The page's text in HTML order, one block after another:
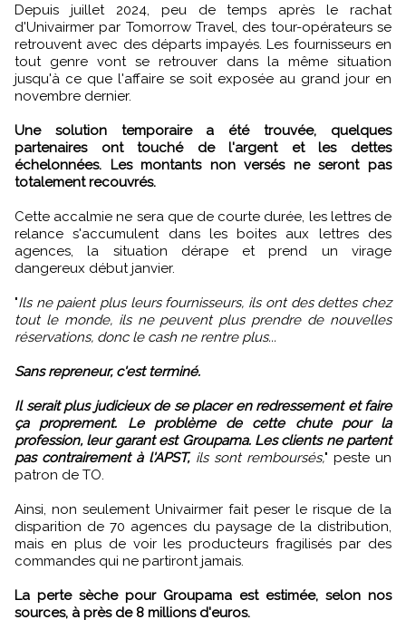
Depuis juillet 2024, peu de temps après le rachat
d'Univairmer par Tomorrow Travel, des tour-opérateurs se
retrouvent avec des départs impayés. Les fournisseurs en
tout genre vont se retrouver dans la même situation
jusqu'à ce que l'affaire se soit exposée au grand jour en
novembre dernier.
Une solution temporaire a été trouvée, quelques
partenaires ont touché de l'argent et les dettes
échelonnées. Les montants non versés ne seront pas
totalement recouvrés.
Cette accalmie ne sera que de courte durée, les lettres de
relance s'accumulent dans les boites aux lettres des
agences, la situation dérape et prend un virage
dangereux début janvier.
"Ils ne paient plus leurs fournisseurs, ils ont des dettes chez
tout le monde, ils ne peuvent plus prendre de nouvelles
réservations, donc le cash ne rentre plus...
Sans repreneur, c'est terminé.
Il serait plus judicieux de se placer en redressement et faire
ça proprement. Le problème de cette chute pour la
profession, leur garant est Groupama. Les clients ne partent
pas contrairement à l'APST,ils sont remboursés," peste un
patron de TO.
Ainsi, non seulement Univairmer fait peser le risque de la
disparition de 70 agences du paysage de la distribution,
mais en plus de voir les producteurs fragilisés par des
commandes qui ne partiront jamais.
La perte sèche pour Groupama est estimée, selon nos
sources, à près de 8 millions d'euros.